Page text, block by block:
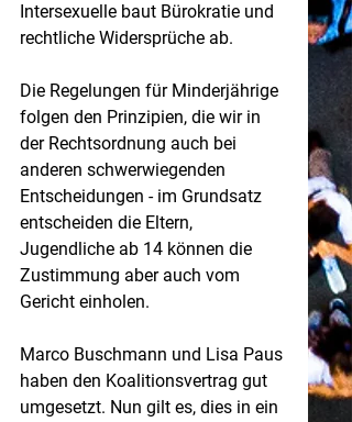
Intersexuelle baut Bürokratie und
rechtliche Widersprüche ab.
Die Regelungen für Minderjährige
folgen den Prinzipien, die wir in
der Rechtsordnung auch bei
anderen schwerwiegenden
Entscheidungen - im Grundsatz
entscheiden die Eltern,
Jugendliche ab 14 können die
Zustimmung aber auch vom
Gericht einholen.
Marco Buschmann und Lisa Paus
haben den Koalitionsvertrag gut
umgesetzt. Nun gilt es, dies in ein